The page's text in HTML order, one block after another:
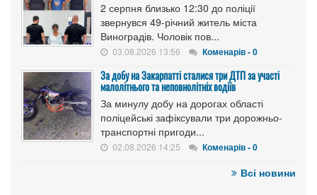
2 серпня близько 12:30 до поліції
звернувся 49-річний житель міста
Виноградів. Чоловік пов...
03.08.2026 13:56 Коменарів - 0
За добу на Закарпатті сталися три ДТП за участі
малолітнього та неповнолітніх водіїв
За минулу добу на дорогах області
поліцейські зафіксували три дорожньо-
транспортні пригоди...
02.08.2026 14:25 Коменарів - 0
Всі новини